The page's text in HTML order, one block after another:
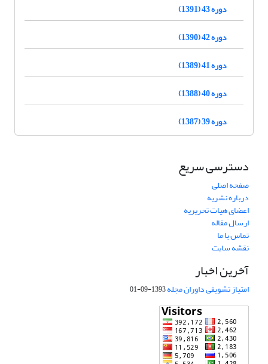
دوره 43 (1391)
دوره 42 (1390)
دوره 41 (1389)
دوره 40 (1388)
دوره 39 (1387)
دسترسی سریع
صفحه اصلی
درباره نشریه
اعضای هیات تحریریه
ارسال مقاله
تماس با ما
نقشه سایت
آخرین اخبار
امتیاز تشویقی داوران مجله1393-09-01